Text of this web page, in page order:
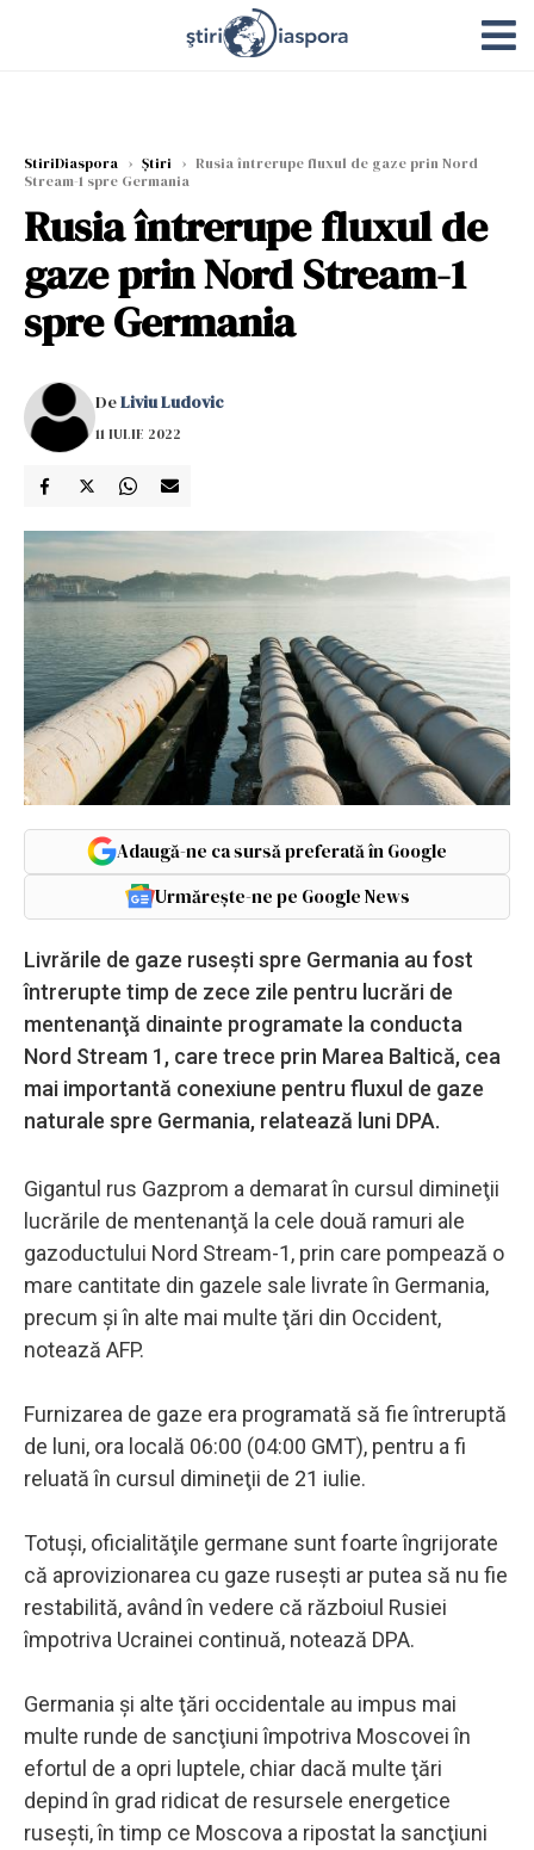
StiriDiaspora › Știri › Rusia întrerupe fluxul de gaze prin Nord
Stream-1 spre Germania
Rusia întrerupe fluxul de
gaze prin Nord Stream-1
spre Germania
DeLiviu Ludovic
11 IULIE 2022
Adaugă-ne ca sursă preferată în Google
Urmărește-ne pe Google News
Livrările de gaze ruseşti spre Germania au fost
întrerupte timp de zece zile pentru lucrări de
mentenanţă dinainte programate la conducta
Nord Stream 1, care trece prin Marea Baltică, cea
mai importantă conexiune pentru fluxul de gaze
naturale spre Germania, relatează luni DPA.
Gigantul rus Gazprom a demarat în cursul dimineţii
lucrările de mentenanţă la cele două ramuri ale
gazoductului Nord Stream-1, prin care pompează o
mare cantitate din gazele sale livrate în Germania,
precum şi în alte mai multe ţări din Occident,
notează AFP.
Furnizarea de gaze era programată să fie întreruptă
de luni, ora locală 06:00 (04:00 GMT), pentru a fi
reluată în cursul dimineţii de 21 iulie.
Totuşi, oficialităţile germane sunt foarte îngrijorate
că aprovizionarea cu gaze ruseşti ar putea să nu fie
restabilită, având în vedere că războiul Rusiei
împotriva Ucrainei continuă, notează DPA.
Germania şi alte ţări occidentale au impus mai
multe runde de sancţiuni împotriva Moscovei în
efortul de a opri luptele, chiar dacă multe ţări
depind în grad ridicat de resursele energetice
ruseşti, în timp ce Moscova a ripostat la sancţiuni